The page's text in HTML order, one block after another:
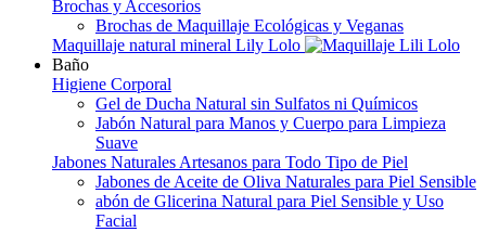
Brochas y Accesorios
Brochas de Maquillaje Ecológicas y Veganas
Maquillaje natural mineral Lily Lolo
Baño
Higiene Corporal
Gel de Ducha Natural sin Sulfatos ni Químicos
Jabón Natural para Manos y Cuerpo para Limpieza
Suave
Jabones Naturales Artesanos para Todo Tipo de Piel
Jabones de Aceite de Oliva Naturales para Piel Sensible
abón de Glicerina Natural para Piel Sensible y Uso
Facial